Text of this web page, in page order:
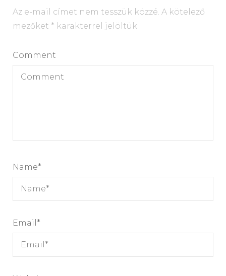
Az e-mail címet nem tesszük közzé. A kötelező
mezőket * karakterrel jelöltük
Comment
Name*
Email *